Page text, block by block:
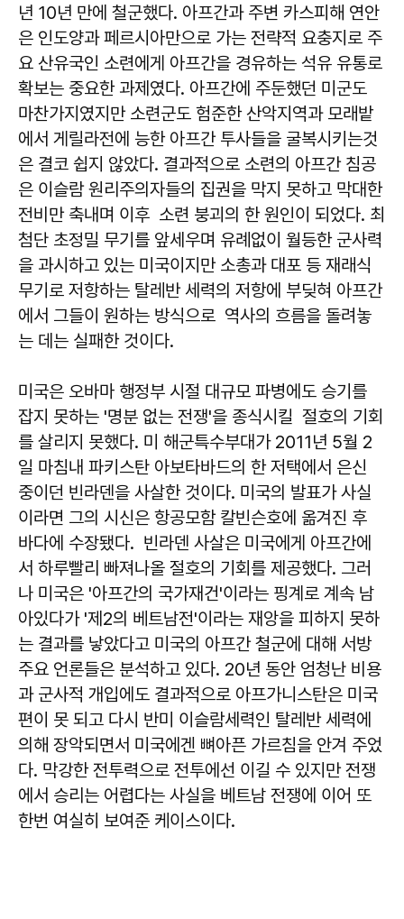
년 10년 만에 철군했다. 아프간과 주변 카스피해 연안
은 인도양과 페르시아만으로 가는 전략적 요충지로 주
요 산유국인 소련에게 아프간을 경유하는 석유 유통로
확보는 중요한 과제였다. 아프간에 주둔했던 미군도
마찬가지였지만 소련군도 험준한 산악지역과 모래밭
에서 게릴라전에 능한 아프간 투사들을 굴복시키는것
은 결코 쉽지 않았다. 결과적으로 소련의 아프간 침공
은 이슬람 원리주의자들의 집권을 막지 못하고 막대한
전비만 축내며 이후 소련 붕괴의 한 원인이 되었다. 최
첨단 초정밀 무기를 앞세우며 유례없이 월등한 군사력
을 과시하고 있는 미국이지만 소총과 대포 등 재래식
무기로 저항하는 탈레반 세력의 저항에 부딪혀 아프간
에서 그들이 원하는 방식으로 역사의 흐름을 돌려놓
는 데는 실패한 것이다.
미국은 오바마 행정부 시절 대규모 파병에도 승기를
잡지 못하는 '명분 없는 전쟁'을 종식시킬 절호의 기회
를 살리지 못했다. 미 해군특수부대가 2011년 5월 2
일 마침내 파키스탄 아보타바드의 한 저택에서 은신
중이던 빈라덴을 사살한 것이다. 미국의 발표가 사실
이라면 그의 시신은 항공모함 칼빈슨호에 옮겨진 후
바다에 수장됐다. 빈라덴 사살은 미국에게 아프간에
서 하루빨리 빠져나올 절호의 기회를 제공했다. 그러
나 미국은 '아프간의 국가재건'이라는 핑계로 계속 남
아있다가 '제2의 베트남전'이라는 재앙을 피하지 못하
는 결과를 낳았다고 미국의 아프간 철군에 대해 서방
주요 언론들은 분석하고 있다. 20년 동안 엄청난 비용
과 군사적 개입에도 결과적으로 아프가니스탄은 미국
편이 못 되고 다시 반미 이슬람세력인 탈레반 세력에
의해 장악되면서 미국에겐 뼈아픈 가르침을 안겨 주었
다. 막강한 전투력으로 전투에선 이길 수 있지만 전쟁
에서 승리는 어렵다는 사실을 베트남 전쟁에 이어 또
한번 여실히 보여준 케이스이다.